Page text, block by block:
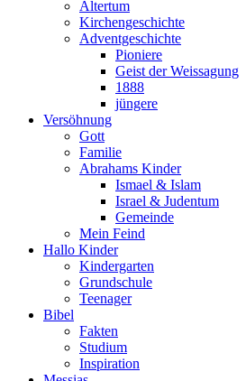
Altertum
Kirchengeschichte
Adventgeschichte
Pioniere
Geist der Weissagung
1888
jüngere
Versöhnung
Gott
Familie
Abrahams Kinder
Ismael & Islam
Israel & Judentum
Gemeinde
Mein Feind
Hallo Kinder
Kindergarten
Grundschule
Teenager
Bibel
Fakten
Studium
Inspiration